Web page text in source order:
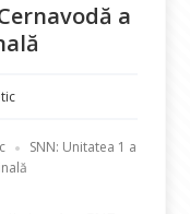
a
SNN: Unitatea 1 a